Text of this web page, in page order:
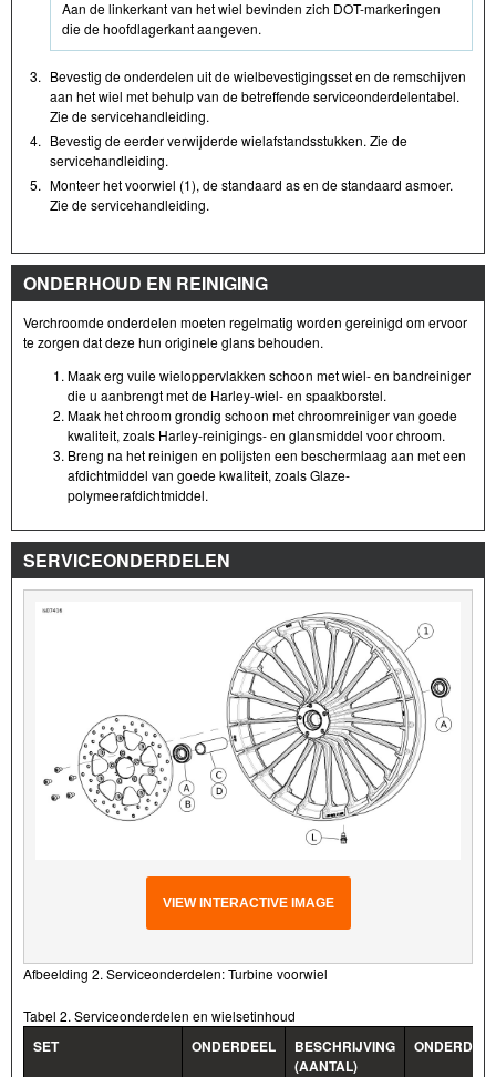
Aan de linkerkant van het wiel bevinden zich DOT-markeringen
die de hoofdlagerkant aangeven.
3. Bevestig de onderdelen uit de wielbevestigingsset en de remschijven
aan het wiel met behulp van de betreffende serviceonderdelentabel.
Zie de servicehandleiding.
4. Bevestig de eerder verwijderde wielafstandsstukken. Zie de
servicehandleiding.
5. Monteer het voorwiel (1), de standaard as en de standaard asmoer.
Zie de servicehandleiding.
ONDERHOUD EN REINIGING
Verchroomde onderdelen moeten regelmatig worden gereinigd om ervoor
te zorgen dat deze hun originele glans behouden.
Maak erg vuile wieloppervlakken schoon met wiel- en bandreiniger
die u aanbrengt met de Harley-wiel- en spaakborstel.
Maak het chroom grondig schoon met chroomreiniger van goede
kwaliteit, zoals Harley-reinigings- en glansmiddel voor chroom.
Breng na het reinigen en polijsten een beschermlaag aan met een
afdichtmiddel van goede kwaliteit, zoals Glaze-
polymeerafdichtmiddel.
SERVICEONDERDELEN
VIEW INTERACTIVE IMAGE
Afbeelding 2. Serviceonderdelen: Turbine voorwiel
Tabel 2. Serviceonderdelen en wielsetinhoud
SET ONDERDEEL
BESCHRIJVING
(AANTAL)